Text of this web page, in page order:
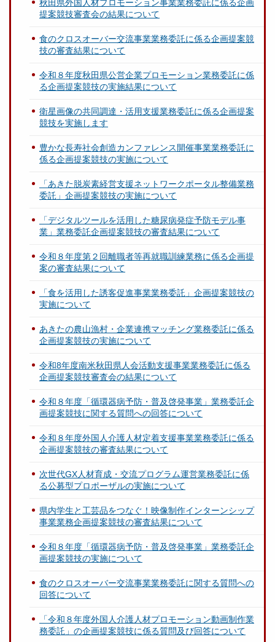
秋田県外国人材プロモーション事業業務委託に係る企画
提案競技審査会の結果について
食のクロスオーバー交流事業業務委託に係る企画提案競
技の審査結果について
令和８年度秋田県公営企業プロモーション業務委託に係
る企画提案競技の実施結果について
衛星画像の共同調達・活用支援業務委託に係る企画提案
競技を実施します
豊かな長寿社会創造カンファレンス開催事業業務委託に
係る企画提案競技の実施について
「あきた脱炭素経営支援ネットワークポータル整備業務
委託」企画提案競技の実施について
「デジタルツールを活用した糖尿病発症予防モデル事
業」業務委託企画提案競技の審査結果について
令和８年度第２回離職者等再就職訓練業務に係る企画提
案の審査結果について
「食を活用した誘客促進事業業務委託」企画提案競技の
実施について
あきたの農山漁村・企業連携マッチング業務委託に係る
企画提案競技の実施について
令和8年度南米秋田県人会活動支援事業業務委託に係る
企画提案競技審査会の結果について
令和８年度「循環器病予防・普及啓発事業」業務委託企
画提案競技に関する質問への回答について
令和８年度外国人介護人材定着支援事業業務委託に係る
企画提案競技の審査結果について
次世代GX人材育成・交流プログラム運営業務委託に係
る公募型プロポーザルの実施について
県内学生と工芸品をつなぐ！映像制作インターンシップ
事業業務企画提案競技の審査結果について
令和８年度「循環器病予防・普及啓発事業」業務委託企
画提案競技の実施について
食のクロスオーバー交流事業業務委託に関する質問への
回答について
「令和８年度外国人介護人材プロモーション動画制作業
務委託」の企画提案競技に係る質問及び回答について